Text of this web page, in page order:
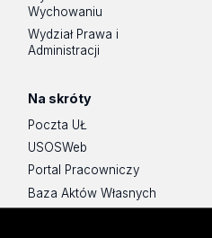
Wychowaniu
Wydział Prawa i
Administracji
Na skróty
Poczta UŁ
USOSWeb
Portal Pracowniczy
Baza Aktów Własnych